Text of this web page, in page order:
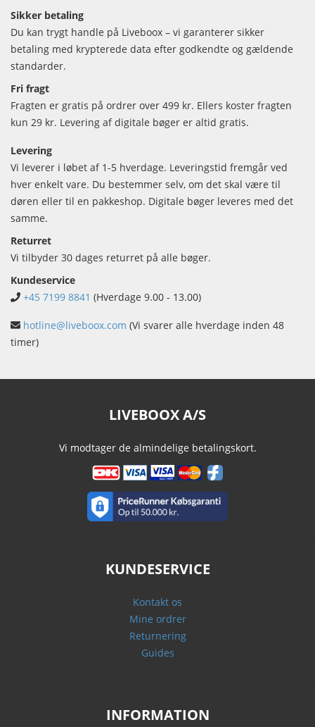
Sikker betaling
Du kan trygt handle på Liveboox – vi garanterer sikker
betaling med krypterede data efter godkendte og gældende
standarder.
Fri fragt
Fragten er gratis på ordrer over 499 kr. Ellers koster fragten
kun 29 kr. Levering af digitale bøger er altid gratis.
Levering
Vi leverer i løbet af 1-5 hverdage. Leveringstid fremgår ved
hver enkelt vare. Du bestemmer selv, om det skal være til
døren eller til en pakkeshop. Digitale bøger leveres med det
samme.
Returret
Vi tilbyder 30 dages returret på alle bøger.
Kundeservice
+45 7199 8841 (Hverdage 9.00 - 13.00)
hotline@liveboox.com (Vi svarer alle hverdage inden 48
timer)
LIVEBOOX A/S
Vi modtager de almindelige betalingskort.
KUNDESERVICE
Kontakt os
Mine ordrer
Returnering
Guides
INFORMATION